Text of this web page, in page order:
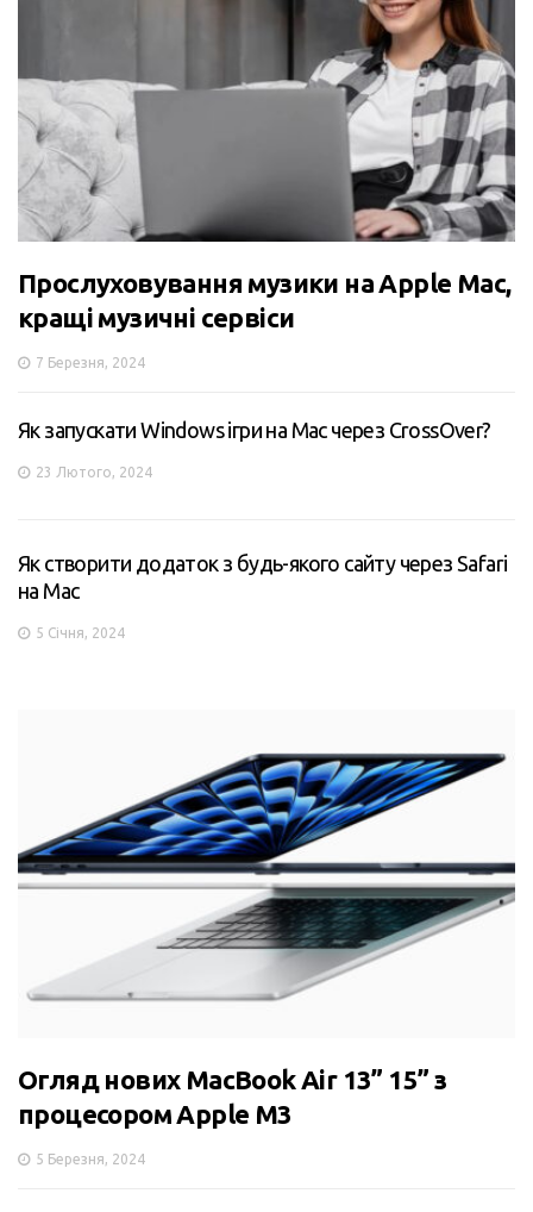
Прослуховування музики на Apple Mac,
кращі музичні сервіси
7 Березня, 2024
Як запускати Windows ігри на Mac через CrossOver?
23 Лютого, 2024
Як створити додаток з будь-якого сайту через Safari
на Mac
5 Січня, 2024
Огляд нових MacBook Air 13” 15” з
процесором Apple M3
5 Березня, 2024